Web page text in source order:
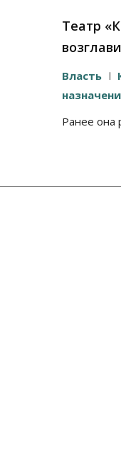
Театр
Власть
Ранее она